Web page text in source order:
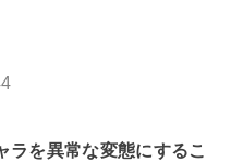
ラを異常な変態にするこ